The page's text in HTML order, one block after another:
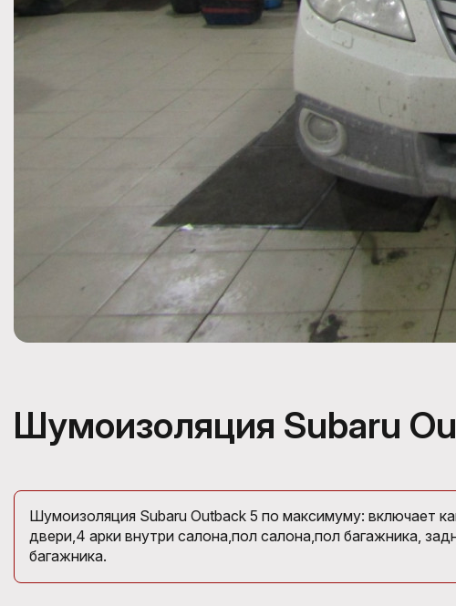
Шумоизоляция Subaru
Шумоизоляция Subaru Outback 5 по максимуму: включает
двери,4 арки внутри салона,пол салона,пол багажника,
багажника.